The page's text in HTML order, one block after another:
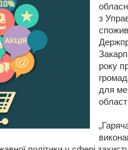
з
року
для